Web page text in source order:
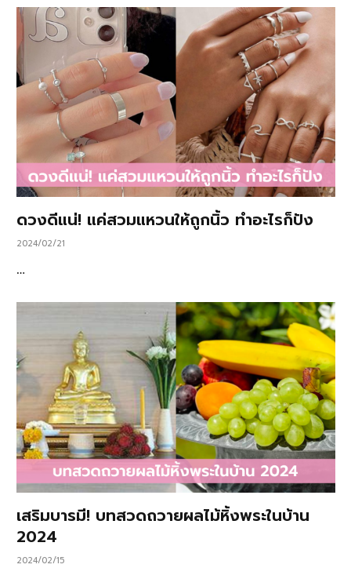
ดวงดีแน่! แค่สวมแหวนให้ถูกนิ้ว ทำอะไรก็ปัง
2024/02/21
…
เสริมบารมี! บทสวดถวายผลไม้หิ้งพระในบ้าน
2024
2024/02/15